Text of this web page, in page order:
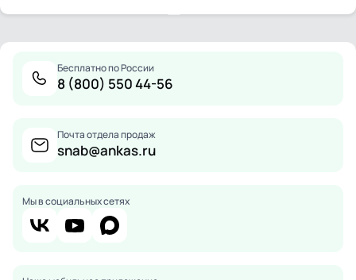
Бесплатно по России
8 (800) 550 44-56
Почта отдела продаж
snab@ankas.ru
Мы в социальных сетях